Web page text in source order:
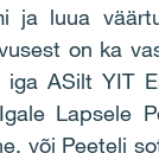
ja luua
on ka
ASilt YIT
Lapsele
või Peeteli